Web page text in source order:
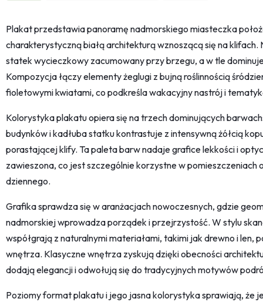
Plakat przedstawia panoramę nadmorskiego miasteczka
charakterystyczną białą architekturą wznoszącą się na
statek wycieczkowy zacumowany przy brzegu, a w tle
Kompozycja łączy elementy żeglugi z bujną roślinnością
fioletowymi kwiatami, co podkreśla wakacyjny nastrój i
Kolorystyka plakatu opiera się na trzech dominujących
budynków i kadłuba statku kontrastuje z intensywną żółcią
porastającej klify. Ta paleta barw nadaje grafice lekkości i
zawieszona, co jest szczególnie korzystne w pomieszczeniach
dziennego.
Grafika sprawdza się w aranżacjach nowoczesnych, gdzie
nadmorskiej wprowadza porządek i przejrzystość. W stylu
współgrają z naturalnymi materiałami, takimi jak drewno i len,
wnętrza. Klasyczne wnętrza zyskują dzięki obecności
dodają elegancji i odwołują się do tradycyjnych motywów
Poziomy format plakatu i jego jasna kolorystyka sprawiają, że